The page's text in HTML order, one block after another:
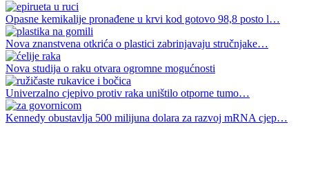
Opasne kemikalije pronađene u krvi kod gotovo 98,8 posto l…
Nova znanstvena otkrića o plastici zabrinjavaju stručnjake…
Nova studija o raku otvara ogromne mogućnosti
Univerzalno cjepivo protiv raka uništilo otporne tumo…
Kennedy obustavlja 500 milijuna dolara za razvoj mRNA cjep…